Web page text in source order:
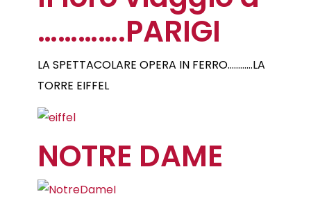
………….PARIGI
LA SPETTACOLARE OPERA IN FERRO…………LA
TORRE EIFFEL
NOTRE DAME